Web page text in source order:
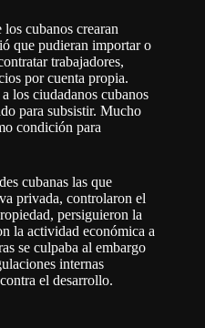
cubanos crearan
que pudieran importar o
trabajadores,
por cuenta propia.
los ciudadanos cubanos
para subsistir. Mucho
condición para
cubanas las que
privada, controlaron el
persiguieron la
la actividad económica a
se culpaba al embargo
internas
el desarrollo.